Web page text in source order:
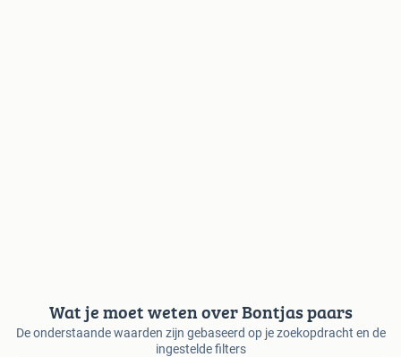
Wat je moet weten over Bontjas paars
De onderstaande waarden zijn gebaseerd op je zoekopdracht en de
ingestelde filters